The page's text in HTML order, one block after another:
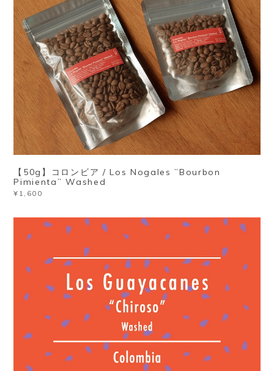
【50g】コロンビア / Los Nogales ”Bourbon
Pimienta” Washed
¥1,600